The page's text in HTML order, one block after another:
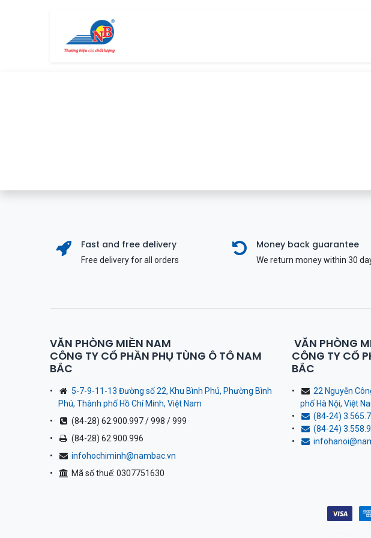
Fast and free delivery
Free delivery for all orders
Money back guarantee
We return money within 30
VĂN PHÒNG MIỀN NAM
CÔNG TY CỔ PHẦN PHỤ TÙNG Ô TÔ NAM
BẮC
5-7-9-11-13 Đường số 22, Khu Bình Phú, Phường Bình
Phú, Thành phố Hồ Chí Minh, Việt Nam
(84-28) 62.900.997 / 998 / 999
(84-28) 62.900.996
infohochiminh@nambac.vn
Mã số thuế: 0307751630
VĂN PHÒNG
CÔNG TY CỔ
BẮC
22 Nguyễn
phố Hà Nội, Việt
(84-24)
(84-24)